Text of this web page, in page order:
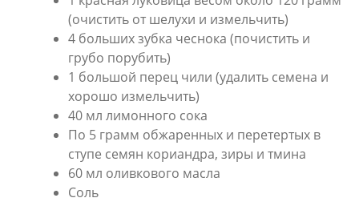
(очистить от шелухи и измельчить)
4 больших зубка чеснока (почистить и
грубо порубить)
1 большой перец чили (удалить семена и
хорошо измельчить)
40 мл лимонного сока
По 5 грамм обжаренных и перетертых в
ступе семян кориандра, зиры и тмина
60 мл оливкового масла
Соль